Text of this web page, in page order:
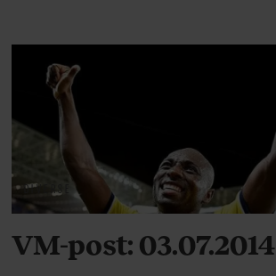
DIVERSE
VM-post: 03.07.2014